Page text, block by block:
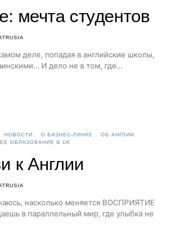
мечта студентов
деле, попадая в английские школы,
И дело не в том, где…
НОВОСТИ О БИЗНЕС-ЛИНКЕ
ОБ АНГЛИИ
ОБРАЗОВАНИЕ В UK
к Англии
насколько меняется ВОСПРИЯТИЕ
в параллельный мир, где улыбка не